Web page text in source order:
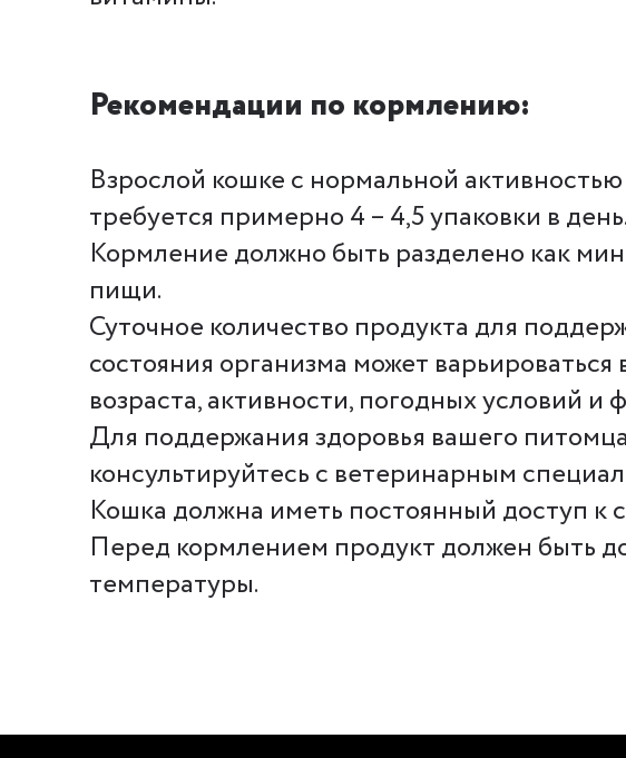
Рекомендации по кормлению:
Взрослой кошке с нормальной активностью
требуется примерно 4 – 4,5 упаковки в день.
Кормление должно быть разделено как
пищи.
Суточное количество продукта для
состояния организма может варьироваться
возраста, активности, погодных условий
Для поддержания здоровья вашего
консультируйтесь с ветеринарным
Кошка должна иметь постоянный доступ к
Перед кормлением продукт должен быть
температуры.